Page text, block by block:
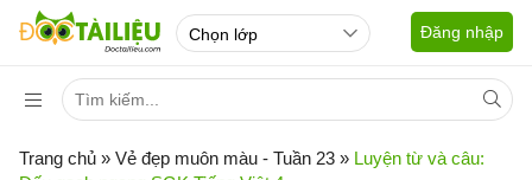
Đăng nhập
Trang chủ » Vẻ đẹp muôn màu - Tuần 23 » Luyện từ và câu: